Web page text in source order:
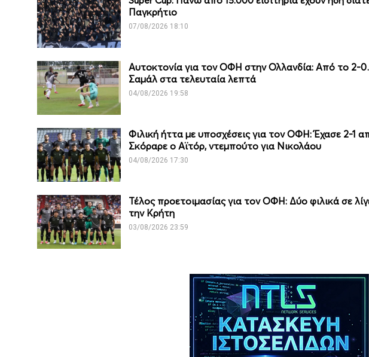
Παγκρήτιο
07/08/2026 18:10
Αυτοκτονία για τον ΟΦΗ στην Ολλανδία: Από το
Σαμάλ στα τελευταία λεπτά
04/08/2026 19:58
Φιλική ήττα με υποσχέσεις για τον ΟΦΗ: Έχασε 2-1
Σκόραρε ο Αϊτόρ, ντεμπούτο για Νικολάου
04/08/2026 17:30
Τέλος προετοιμασίας για τον ΟΦΗ: Δύο φιλικά σε
την Κρήτη
03/08/2026 23:59